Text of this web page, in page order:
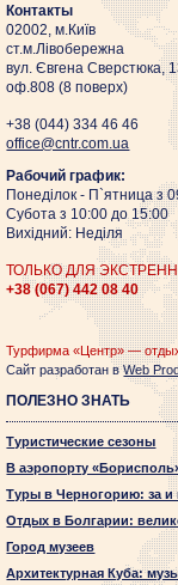
Контакты
02002, м.Київ
ст.м.Лівобережна
вул. Євгена Сверстюка,
оф.808 (8 поверх)
+38 (044)334 46 46
оffice@cntr.com.ua
Рабочий график:
Понеділок - П`ятница з
Субота з 10:00 до 15:00
Вихідний: Неділя
ТОЛЬКО ДЛЯ
+38 (067)442 08 40
Турфирма «Центр» —
Сайт разработан вWeb
ПОЛЕЗНО ЗНАТЬ
Туристические сезоны
В аэропорту
Туры в Черногорию: за и
Отдых в Болгарии:
Город музеев
Архитектурная Куба: